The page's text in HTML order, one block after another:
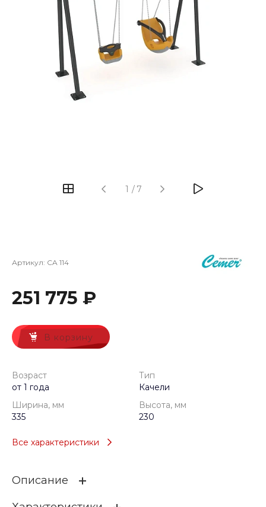
1 / 7
Артикул: CA 114
251 775 ₽
В корзину
Возраст
от 1 года
Тип
Качели
Ширина, мм
335
Высота, мм
230
Все характеристики
Описание